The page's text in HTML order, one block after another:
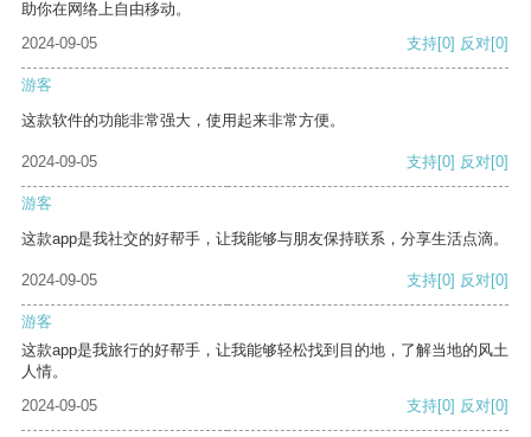
助你在网络上自由移动。
2024-09-05
支持[0] 反对[0]
游客
这款软件的功能非常强大，使用起来非常方便。
2024-09-05 支持[0] 反对[0]
游客
这款app是我社交的好帮手，让我能够与朋友保持联系，分享生活点滴。
2024-09-05 支持[0] 反对[0]
游客
这款app是我旅行的好帮手，让我能够轻松找到目的地，了解当地的风土
人情。
2024-09-05
支持[0] 反对[0]